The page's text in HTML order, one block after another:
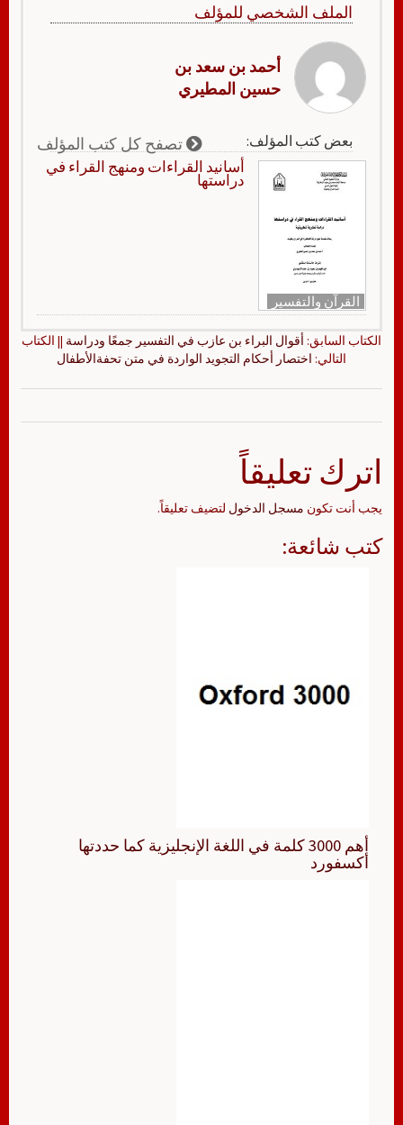
الملف الشخصي للمؤلف
أحمد بن سعد بن
حسين المطيري
بعض كتب المؤلف: تصفح كل كتب المؤلف
القرآن والتفسير
أسانيد القراءات ومنهج القراء في
دراستها
الكتاب السابق: أقوال البراء بن عازب في التفسير جمعًا ودراسة || الكتاب
التالي: اختصار أحكام التجويد الواردة في متن تحفةالأطفال
اترك تعليقاً
يجب أنت تكون مسجل الدخول لتضيف تعليقاً.
كتب شائعة:
أهم 3000 كلمة في اللغة الإنجليزية كما حددتها
أكسفورد